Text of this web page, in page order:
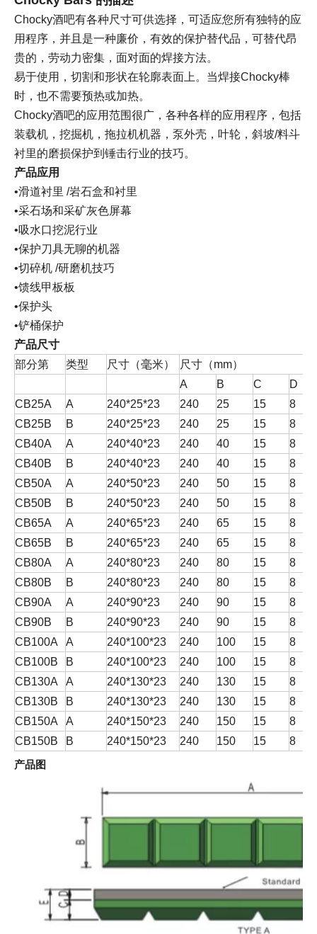
Chocky酒吧有各种尺寸可供选择，可适应您所有独特的应
用程序，并且是一种廉价，有效的保护替代品，可替代昂
贵的，劳动力密集，面对面的焊接方法。
易于使用，切割和形状在轮廓表面上。当焊接Chocky棒
时，也不需要预热或加热。
Chocky酒吧的应用范围很广，各种各样的应用程序，包括
装载机，挖掘机，拖拉机机器，泵外壳，叶轮，斜坡/料斗
衬里的磨损保护到锤击行业的技巧。
产品应用
•滑道衬里 /岩石盒和衬里
•采石场和采矿灰色屏幕
•吸水口挖泥行业
•保护刀具无聊的机器
•切碎机 /研磨机技巧
•馈线甲板板
•保护头
•铲桶保护
产品尺寸
部分第
类型 尺寸（毫米）
尺寸（mm）
A
B C
D
CB25A
A 240*25*23 240 25 15
8
CB25B
B 240*25*23 240 25 15
8
CB40A
A 240*40*23 240 40 15
8
CB40B
B 240*40*23 240 40 15
8
CB50A
A 240*50*23 240 50 15
8
CB50B
B 240*50*23 240 50 15
8
CB65A
A 240*65*23 240 65 15
8
CB65B
B 240*65*23 240 65 15
8
CB80A
A 240*80*23 240 80 15
8
CB80B
B 240*80*23 240 80 15
8
CB90A
A 240*90*23 240 90 15
8
CB90B
B 240*90*23 240 90 15
8
CB100A
A 240*100*23 240 100 15
8
CB100B
B 240*100*23 240 100 15
8
CB130A
A 240*130*23 240 130 15
8
CB130B
B 240*130*23 240 130 15
8
CB150A
A 240*150*23 240 150 15
8
CB150B
B 240*150*23 240 150 15
8
产品图